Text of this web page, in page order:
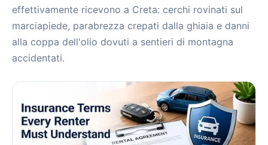
effettivamente ricevono a Creta: cerchi rovinati sul
marciapiede, parabrezza crepati dalla ghiaia e danni
alla coppa dell'olio dovuti a sentieri di montagna
accidentati.